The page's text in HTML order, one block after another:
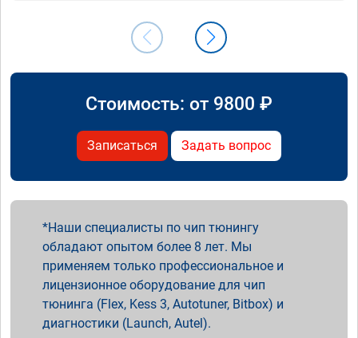
Стоимость: от 9800 ₽
Записаться Задать вопрос
Наши специалисты по чип тюнингу
обладают опытом более 8 лет. Мы
применяем только профессиональное и
лицензионное оборудование для чип
тюнинга (Flex, Kess 3, Autotuner, Bitbox) и
диагностики (Launch, Autel).